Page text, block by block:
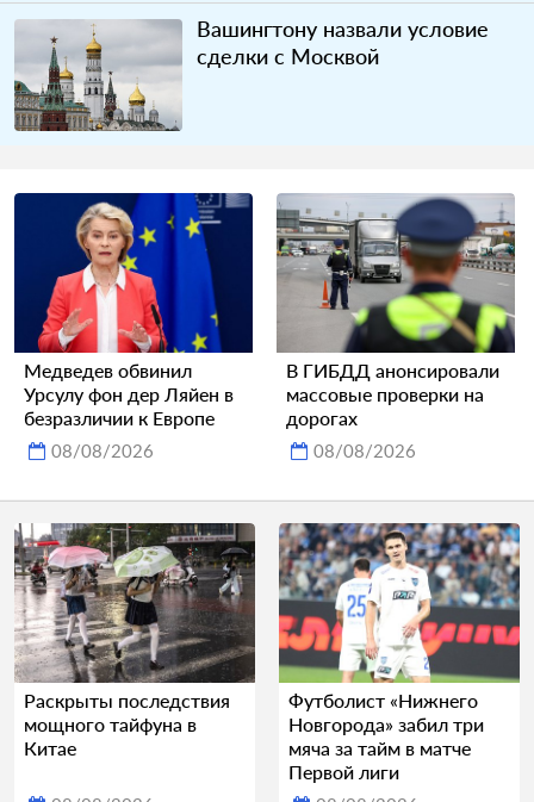
Вашингтону назвали условие
сделки с Москвой
Медведев обвинил
Урсулу фон дер Ляйен в
безразличии к Европе
08/08/2026
В ГИБДД анонсировали
массовые проверки на
дорогах
08/08/2026
Раскрыты последствия
мощного тайфуна в
Китае
Футболист «Нижнего
Новгорода» забил три
мяча за тайм в матче
Первой лиги